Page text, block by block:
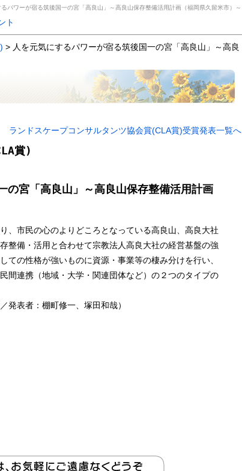
るパワーが宿る筑後国一の宮「高良山」～高良山保存整備活用計画（福岡県久留米市）～
> 人を元気にするパワーが宿る筑後国一の宮「高良山」～高良
ランドスケープコンサルタンツ協会賞(CLA賞)受賞発表一覧へ
賞)
の宮「高良山」～高良山保存整備活用計画
、市民の心のよりどころとなっている高良山、高良大社
整備・活用と合わせて宗教法人高良大社の経営基盤の強
ての性格が強いものに資源・事業等の棲み分けを行い、
間連携（地域・大学・関連団体など）の２つのタイプの
表者：棚町修一、塚田和哉）